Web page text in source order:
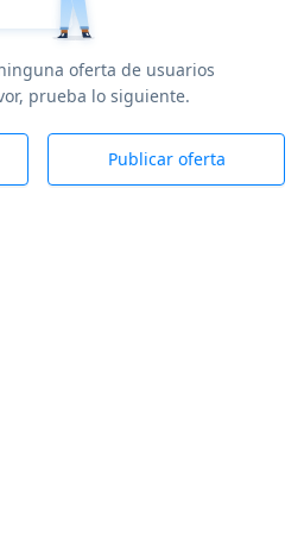
oferta de usuarios
prueba lo siguiente.
Publicar oferta